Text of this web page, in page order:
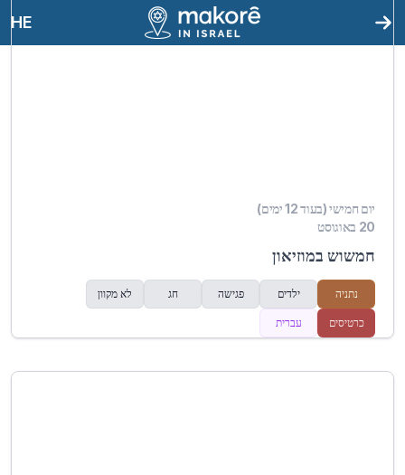
HE
יום חמישי (בעוד 12 ימים)
20 באוגוסט
חמשוש במוזיאון
נתניה ילדים פגישה חג לא מקוון
כרטיסים עברית